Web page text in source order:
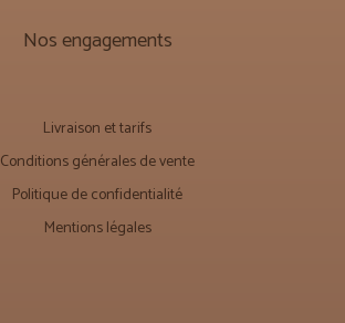
Nos engagements
Livraison et tarifs
Conditions générales de vente
Politique de confidentialité
Mentions légales